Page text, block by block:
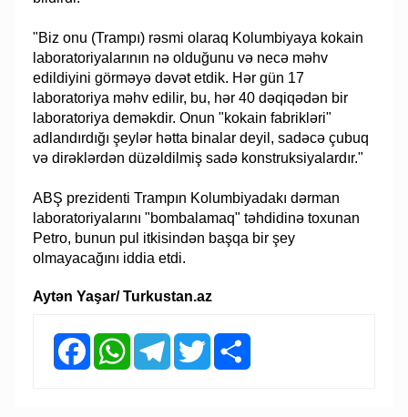
"Biz onu (Trampı) rəsmi olaraq Kolumbiyaya kokain
laboratoriyalarının nə olduğunu və necə məhv
edildiyini görməyə dəvət etdik. Hər gün 17
laboratoriya məhv edilir, bu, hər 40 dəqiqədən bir
laboratoriya deməkdir. Onun "kokain fabrikləri"
adlandırdığı şeylər hətta binalar deyil, sadəcə çubuq
və dirəklərdən düzəldilmiş sadə konstruksiyalardır."
ABŞ prezidenti Trampın Kolumbiyadakı dərman
laboratoriyalarını "bombalamaq" təhdidinə toxunan
Petro, bunun pul itkisindən başqa bir şey
olmayacağını iddia etdi.
Aytən Yaşar/ Turkustan.az
FacebookWhatsAppTelegramTwitter